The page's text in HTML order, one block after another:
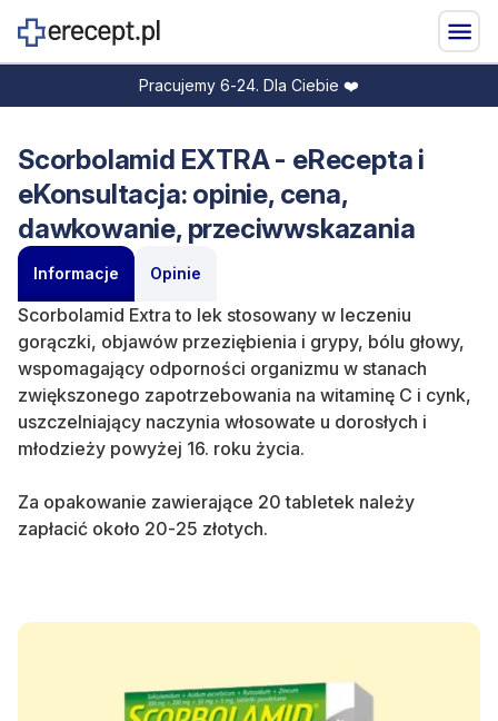
Pracujemy 6-24. Dla Ciebie ❤️
Scorbolamid EXTRA - eRecepta i
eKonsultacja: opinie, cena,
dawkowanie, przeciwwskazania
Informacje Opinie
Scorbolamid Extra to lek stosowany w leczeniu
gorączki, objawów przeziębienia i grypy, bólu głowy,
wspomagający odporności organizmu w stanach
zwiększonego zapotrzebowania na witaminę C i cynk,
uszczelniający naczynia włosowate u dorosłych i
młodzieży powyżej 16. roku życia.
Za opakowanie zawierające 20 tabletek należy
zapłacić około 20-25 złotych.